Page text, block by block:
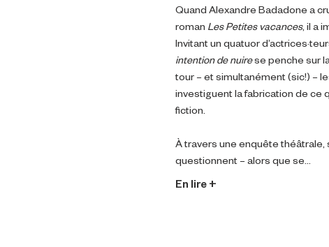
Quand Alexandre Badadone a
roman Les Petites vacances, il a
Invitant un quatuor
intention de nuire se penche sur
tour – et simultanément (sic!) –
investiguent la fabrication de ce
fiction.
À travers une enquête théâtrale,
questionnent – alors que se…
En lire +